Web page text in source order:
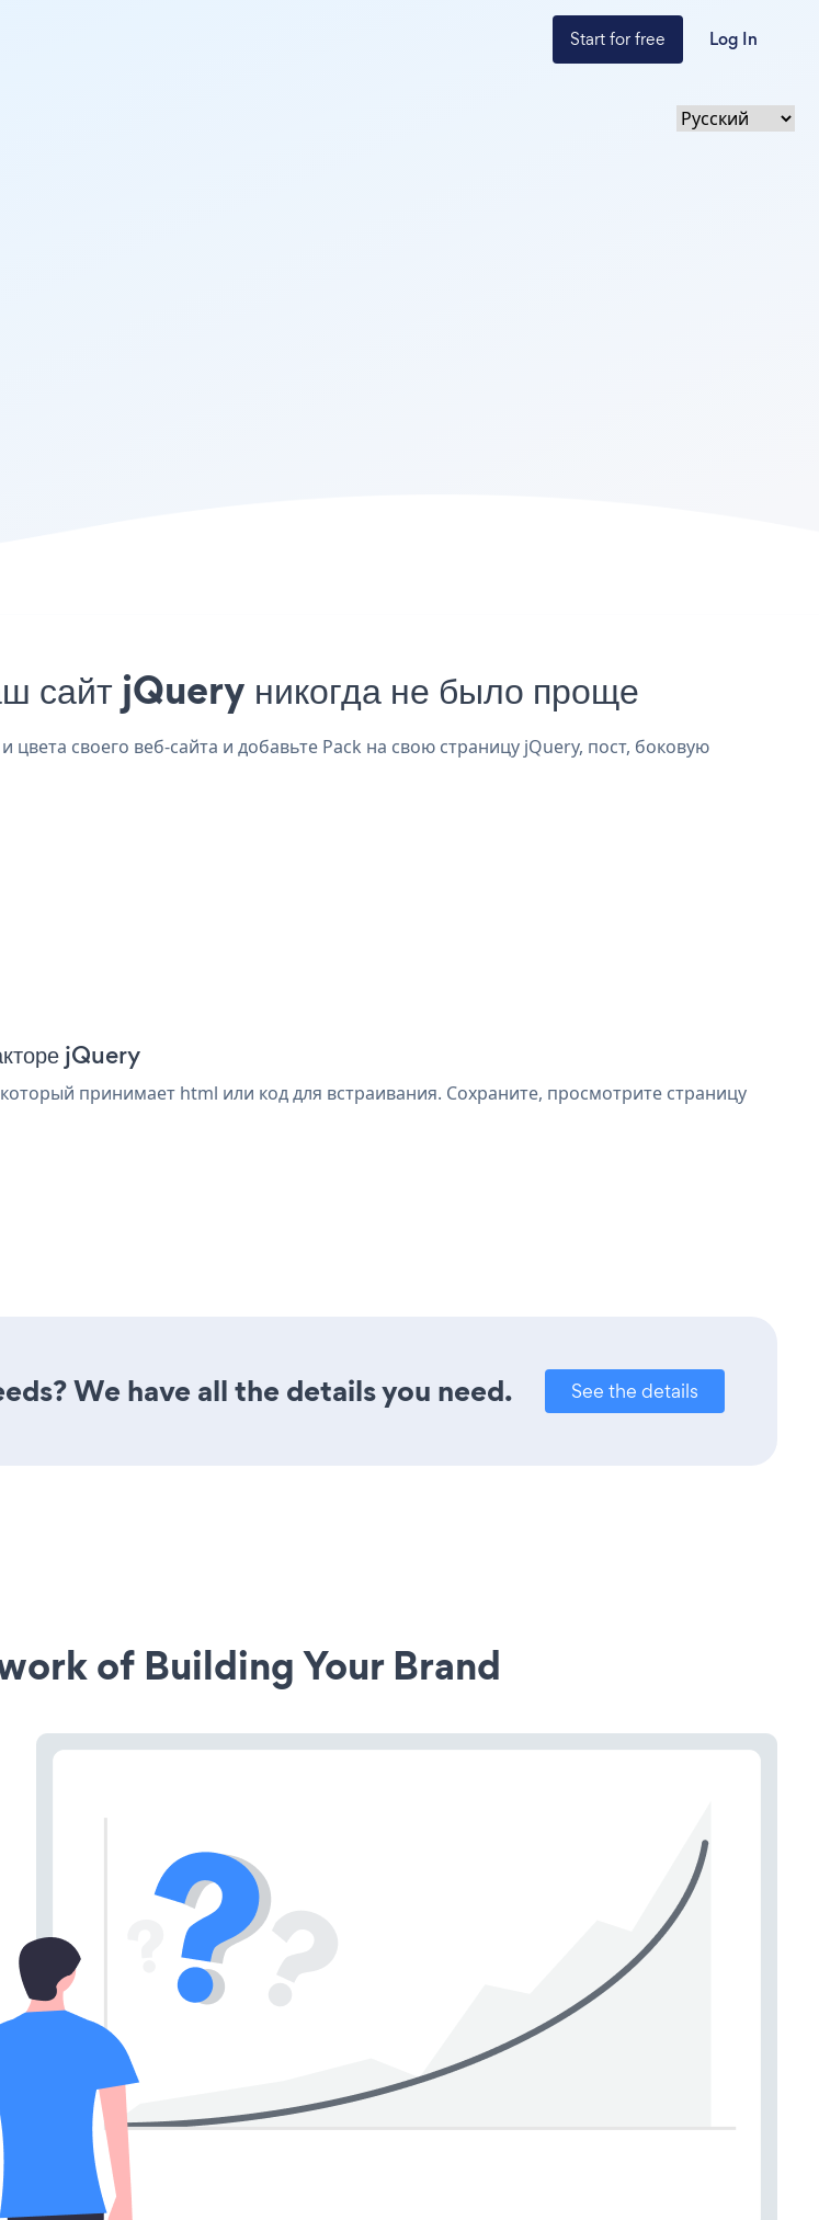
Start for free Log In
сайт jQuery никогда не было проще
своего веб-сайта и добавьте Pack на свою страницу jQuery, пост, боковую
jQuery
принимает html или код для встраивания. Сохраните, просмотрите страницу
We have all the details you need. See the details
of Building Your Brand